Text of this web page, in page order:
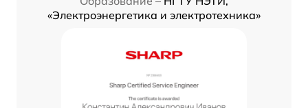
«Электроэнергетика и электротехника»